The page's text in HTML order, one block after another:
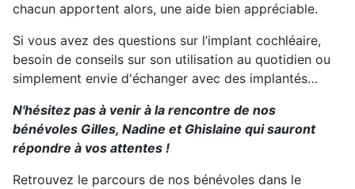
chacun apportent alors, une aide bien appréciable.
Si vous avez des questions sur l’implant cochléaire,
besoin de conseils sur son utilisation au quotidien ou
simplement envie d'échanger avec des implantés…
N'hésitez pas à venir à la rencontre de nos
bénévoles Gilles, Nadine et Ghislaine qui sauront
répondre à vos attentes !
Retrouvez le parcours de nos bénévoles dans le